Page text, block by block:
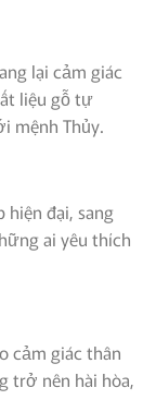
lại cảm giác
liệu gỗ tự
mệnh Thủy.
hiện đại, sang
ai yêu thích
cảm giác thân
trở nên hài hòa,